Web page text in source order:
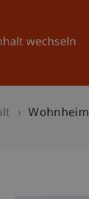
wechseln
Aktuelles
Wohnheim